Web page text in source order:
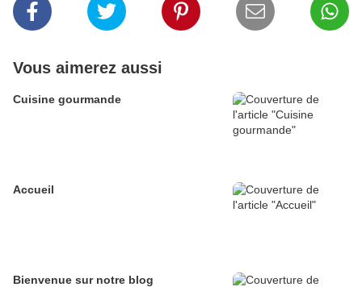
Vous aimerez aussi
Cuisine gourmande
Accueil
Bienvenue sur notre blog